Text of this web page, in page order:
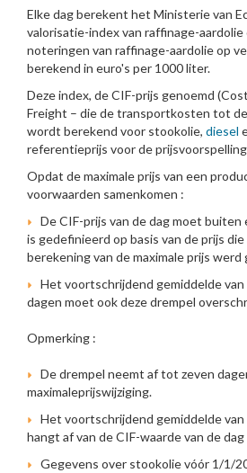
Elke dag berekent het Ministerie van
valorisatie-index van raffinage-aardolie
noteringen van raffinage-aardolie op
berekend in euro's per 1000 liter.
Deze index, de CIF-prijs genoemd
Freight – die de transportkosten tot
wordt berekend voor stookolie, diesel
referentieprijs voor de
Opdat de maximale prijs van een
voorwaarden samenkomen :
De CIF-prijs van de dag moet buiten
is gedefinieerd op basis van de prijs
berekening van de maximale prijs werd
Het voortschrijdend gemiddelde van
dagen moet ook deze drempel
Opmerking :
De drempel neemt af tot zeven
maximaleprijswijziging.
Het voortschrijdend gemiddelde van
hangt af van de CIF-waarde van de dag
Gegevens over stookolie vóór 1/1/